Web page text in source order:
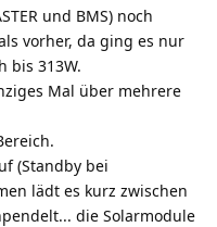
und BMS) noch
vorher, da ging es nur
bis 313W.
Mal über mehrere
(Standby bei
lädt es kurz zwischen
die Solarmodule